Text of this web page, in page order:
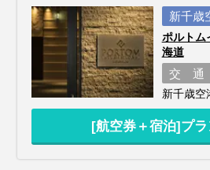
新千歳
ポルトム
海道
交 通
新千歳空
[航空券＋宿泊]プ